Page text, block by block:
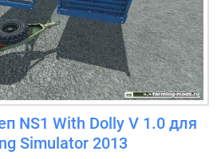
NS1 With Dolly V 1.0 для
Simulator 2013